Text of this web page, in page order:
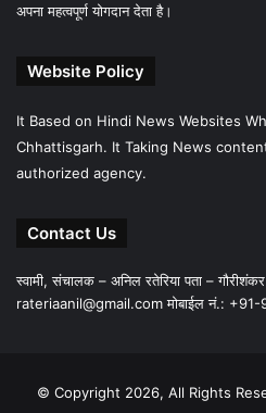
अपना महत्वपूर्ण योगदान देता है।
Website Policy
It Based on Hindi News Websites
Chhattisgarh. It Taking News
authorized agency.
Contact Us
स्वामी, संचालक – अनिल रतेरिया पता –
rateriaanil@gmail.comमोबाईल नं.:
© Copyright 2026, All Rights